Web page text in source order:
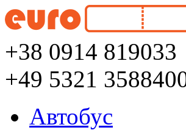
+38 0914 819033
+49 5321
Автобус